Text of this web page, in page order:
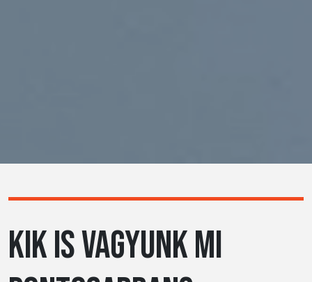
KIK IS VAGYUNK MI